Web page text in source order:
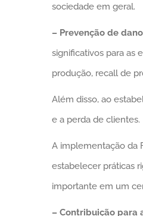
sociedade em geral.
– Prevenção de
significativos para as
produção, recall de
Além disso, ao
e a perda de clientes.
A implementação da
estabelecer práticas
importante em um
– Contribuição para